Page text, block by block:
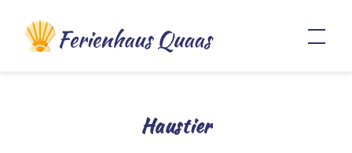
content
Ferienwohnungen Usedom –
Heringsdorf
Haustier